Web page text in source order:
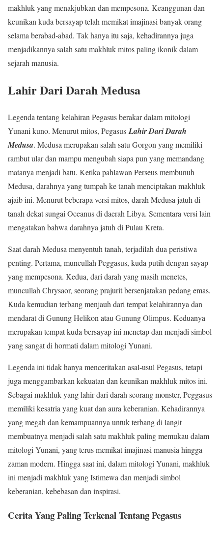
makhluk yang menakjubkan dan mempesona. Keanggunan dan
keunikan kuda bersayap telah memikat imajinasi banyak orang
selama berabad-abad. Tak hanya itu saja, kehadirannya juga
menjadikannya salah satu makhluk mitos paling ikonik dalam
sejarah manusia.
Lahir Dari Darah Medusa
Legenda tentang kelahiran Pegasus berakar dalam mitologi
Yunani kuno. Menurut mitos, Pegasus Lahir Dari Darah
Medusa. Medusa merupakan salah satu Gorgon yang memiliki
rambut ular dan mampu mengubah siapa pun yang memandang
matanya menjadi batu. Ketika pahlawan Perseus membunuh
Medusa, darahnya yang tumpah ke tanah menciptakan makhluk
ajaib ini. Menurut beberapa versi mitos, darah Medusa jatuh di
tanah dekat sungai Oceanus di daerah Libya. Sementara versi lain
mengatakan bahwa darahnya jatuh di Pulau Kreta.
Saat darah Medusa menyentuh tanah, terjadilah dua peristiwa
penting. Pertama, muncullah Peggasus, kuda putih dengan sayap
yang mempesona. Kedua, dari darah yang masih menetes,
muncullah Chrysaor, seorang prajurit bersenjatakan pedang emas.
Kuda kemudian terbang menjauh dari tempat kelahirannya dan
mendarat di Gunung Helikon atau Gunung Olimpus. Keduanya
merupakan tempat kuda bersayap ini menetap dan menjadi simbol
yang sangat di hormati dalam mitologi Yunani.
Legenda ini tidak hanya menceritakan asal-usul Pegasus, tetapi
juga menggambarkan kekuatan dan keunikan makhluk mitos ini.
Sebagai makhluk yang lahir dari darah seorang monster, Peggasus
memiliki kesatria yang kuat dan aura keberanian. Kehadirannya
yang megah dan kemampuannya untuk terbang di langit
membuatnya menjadi salah satu makhluk paling memukau dalam
mitologi Yunani, yang terus memikat imajinasi manusia hingga
zaman modern. Hingga saat ini, dalam mitologi Yunani, makhluk
ini menjadi makhluk yang Istimewa dan menjadi simbol
keberanian, kebebasan dan inspirasi.
Cerita Yang Paling Terkenal Tentang Pegasus